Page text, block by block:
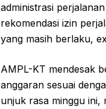
administrasi
rekomendasi izin
yang masih berlaku,
AMPL-KT mendesak
anggaran sesuai
unjuk rasa minggu ini,